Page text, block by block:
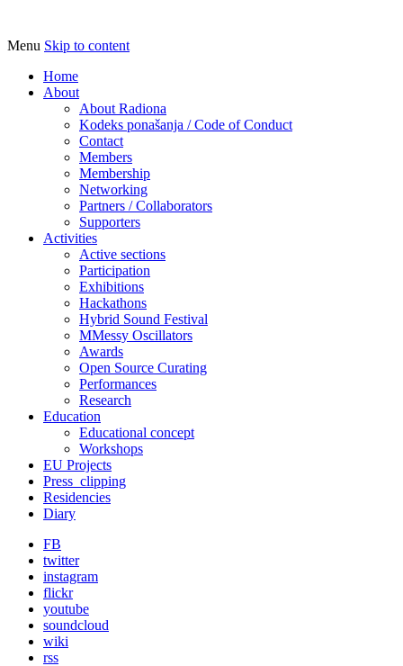
Radiona
Udruga za razvoj ‘uradi sam’ kulture //
Association for Development of 'do-it-
yourself' Culture – Makerspace
Menu Skip to content
Home
About
About Radiona
Kodeks ponašanja / Code of Conduct
Contact
Members
Membership
Networking
Partners / Collaborators
Supporters
Activities
Active sections
Participation
Exhibitions
Hackathons
Hybrid Sound Festival
MMessy Oscillators
Awards
Open Source Curating
Performances
Research
Education
Educational concept
Workshops
EU Projects
Press_clipping
Residencies
Diary
FB
twitter
instagram
flickr
youtube
soundcloud
wiki
rss